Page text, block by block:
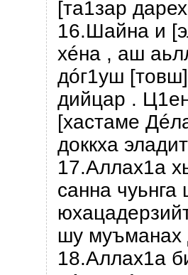
[та1зар
16.Шайна и
хéна , аш
дóг1уш
дийцар .
[хастаме
доккха
17.Аллах1а
санна
шу муъманах
18.Аллах1а